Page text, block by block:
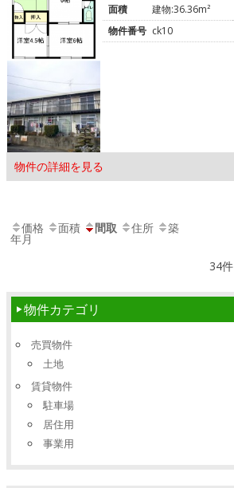
物件の詳細を見る
面積
建物:36.36m²
物件番号 ck10
価格 面積 間取 住所 築
年月
34件
物件カテゴリ
売買物件
土地
賃貸物件
駐車場
居住用
事業用